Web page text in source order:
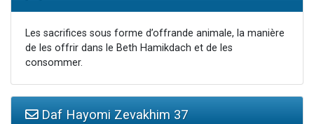
Les sacrifices sous forme d’offrande animale, la manière
de les offrir dans le Beth Hamikdach et de les
consommer.
Daf Hayomi Zevakhim 37